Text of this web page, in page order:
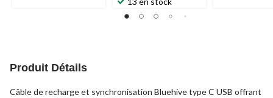
Produit Détails
Câble de recharge et synchronisation Bluehive type C USB offrant